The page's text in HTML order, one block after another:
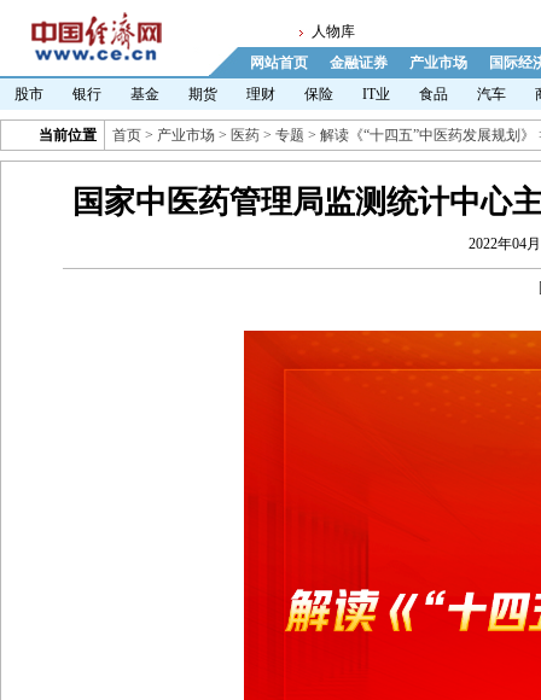
人物库
网站首页
金融证券 产业市场
国际经
股市
银行 基金 期货 理财 保险 IT业 食品 汽车
当前位置 首页 > 产业市场 > 医药 > 专题 > 解读《“十四五”中医药发展规划》
国家中医药管理局监测统计中心
2022年04